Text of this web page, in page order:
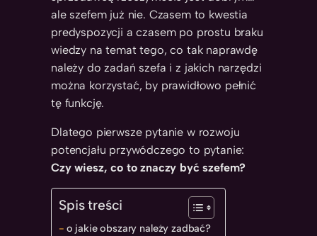
ale szefem już nie. Czasem to kwestia
predyspozycji a czasem po prostu braku
wiedzy na temat tego, co tak naprawdę
należy do zadań szefa i z jakich narzędzi
można korzystać, by prawidłowo pełnić
tę funkcję.
Dlatego pierwsze pytanie w rozwoju
potencjału przywódczego to pytanie:
Czy wiesz, co to znaczy być szefem?
Spis treści
o jakie obszary należy zadbać?